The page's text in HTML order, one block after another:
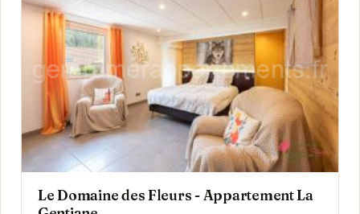
Le Domaine des Fleurs - Appartement La